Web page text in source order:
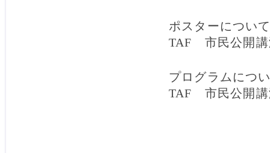
ポスターについ
TAF 市民公開講
プログラムにつ
TAF 市民公開講